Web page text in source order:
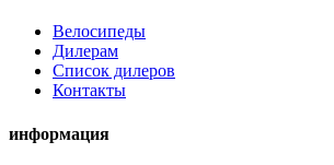
Велосипеды
Дилерам
Список дилеров
Контакты
информация